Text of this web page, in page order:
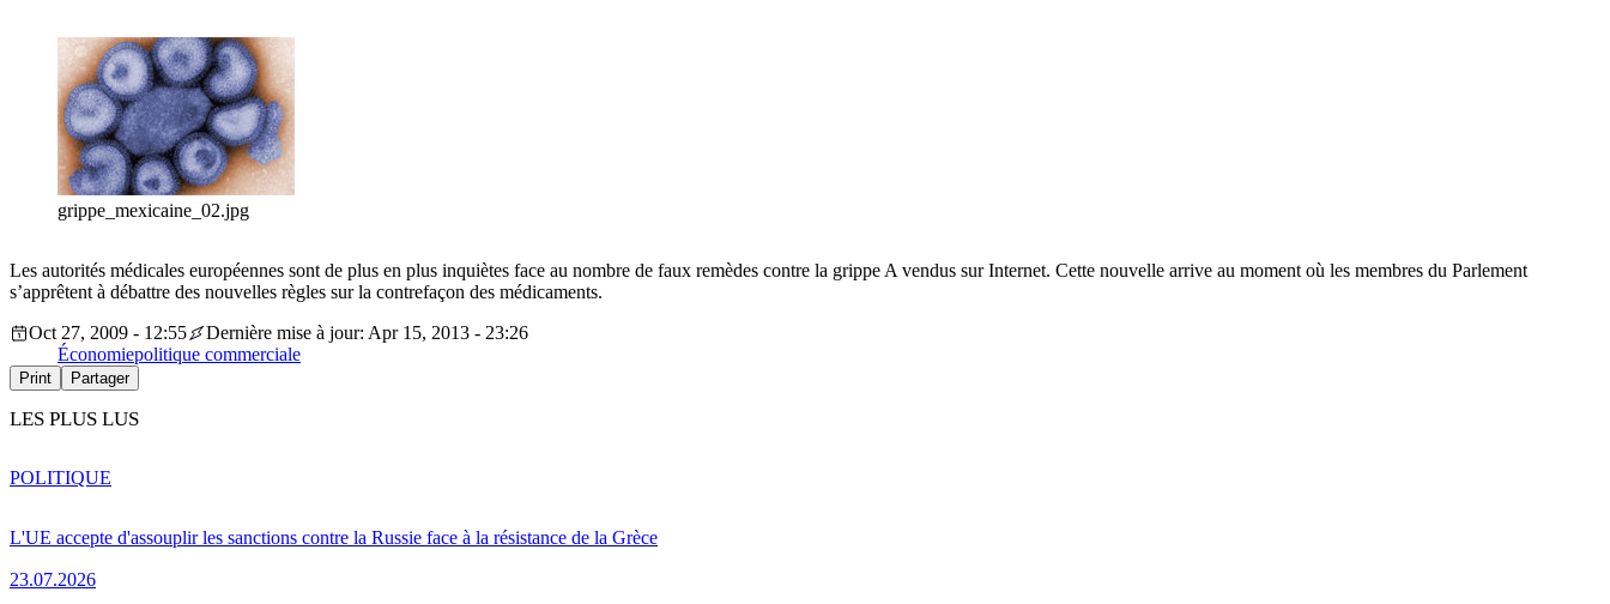
grippe_mexicaine_02.jpg
Les autorités médicales européennes sont de plus en plus inquiètes face au nombre de faux remèdes contre la grippe A vendus sur Internet. Cette nouvelle arrive au moment où les membres du Parlement
s’apprêtent à débattre des nouvelles règles sur la contrefaçon des médicaments.
Oct 27, 2009 - 12:55
Dernière mise à jour: Apr 15, 2013 - 23:26
Économiepolitique commerciale
Print Partager
LES PLUS LUS
L'UE accepte d'assouplir les sanctions contre la Russie face à la résistance de la Grèce
23.07.2026
POLITIQUE